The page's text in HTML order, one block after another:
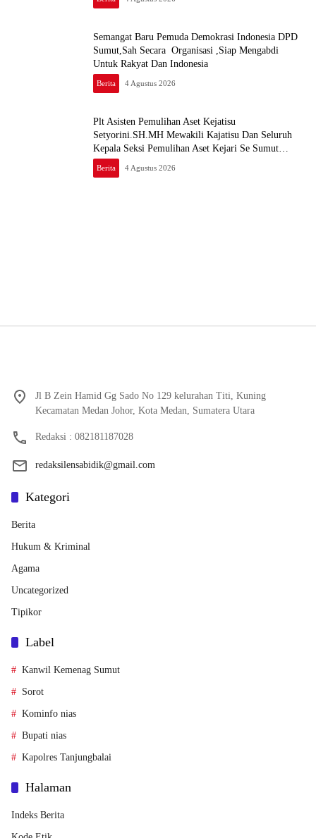
Semangat Baru Pemuda Demokrasi Indonesia DPD
Sumut,Sah Secara Organisasi ,Siap Mengabdi
Untuk Rakyat Dan Indonesia
Berita 4 Agustus 2026
Plt Asisten Pemulihan Aset Kejatisu
Setyorini.SH.MH Mewakili Kajatisu Dan Seluruh
Kepala Seksi Pemulihan Aset Kejari Se Sumut
Mengikuti FGD Bersama Kepala Pemulihan Aset
Kejagung RI
Berita 4 Agustus 2026
Jl B Zein Hamid Gg Sado No 129 kelurahan Titi, Kuning
Kecamatan Medan Johor, Kota Medan, Sumatera Utara
Redaksi : 082181187028
redaksilensabidik@gmail.com
Kategori
Berita
Hukum & Kriminal
Agama
Uncategorized
Tipikor
Label
Kanwil Kemenag Sumut
Sorot
Kominfo nias
Bupati nias
Kapolres Tanjungbalai
Halaman
Indeks Berita